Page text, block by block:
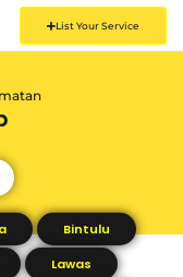
List Your Service
Bintulu
Lawas